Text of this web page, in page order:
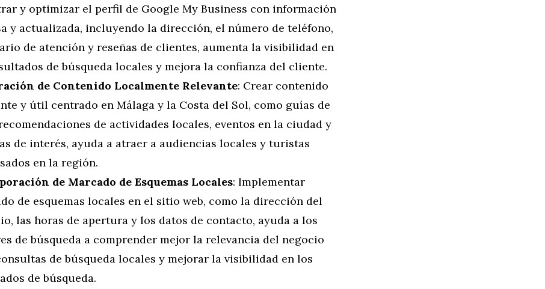
y optimizar el perfil de Google My Business con información
y actualizada, incluyendo la dirección, el número de teléfono,
de atención y reseñas de clientes, aumenta la visibilidad en
de búsqueda locales y mejora la confianza del cliente.
de Contenido Localmente Relevante: Crear contenido
y útil centrado en Málaga y la Costa del Sol, como guías de
de actividades locales, eventos en la ciudad y
de interés, ayuda a atraer a audiencias locales y turistas
en la región.
de Marcado de Esquemas Locales: Implementar
de esquemas locales en el sitio web, como la dirección del
las horas de apertura y los datos de contacto, ayuda a los
de búsqueda a comprender mejor la relevancia del negocio
de búsqueda locales y mejorar la visibilidad en los
de búsqueda.